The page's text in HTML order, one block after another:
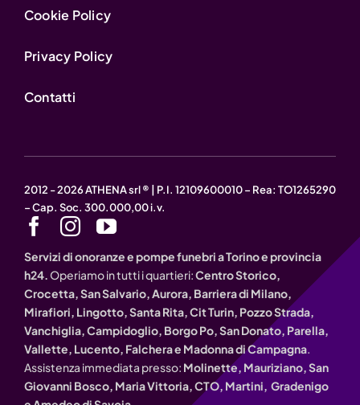
Cookie Policy
Privacy Policy
Contatti
2012 - 2026 ATHENA srl ® | P.I. 12109600010 – Rea: TO1265290
– Cap. Soc. 300.000,00 i.v.
Servizi di onoranze e pompe funebri a Torino e provincia
h24.Operiamo in tutti i quartieri:Centro Storico,
Crocetta, San Salvario, Aurora, Barriera di Milano,
Mirafiori, Lingotto, Santa Rita, Cit Turin, Pozzo Strada,
Vanchiglia, Campidoglio, Borgo Po, San Donato, Parella,
Vallette, Lucento, Falchera e Madonna di Campagna.
Assistenza immediata presso: Molinette, Mauriziano, San
Giovanni Bosco, Maria Vittoria, CTO, Martini, Gradenigo